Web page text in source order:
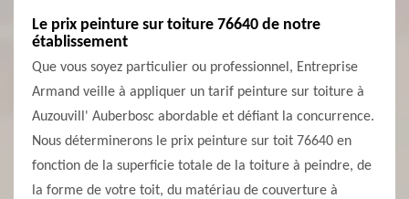
Le prix peinture sur toiture 76640 de notre
établissement
Que vous soyez particulier ou professionnel, Entreprise
Armand veille à appliquer un tarif peinture sur toiture à
Auzouvill' Auberbosc abordable et défiant la concurrence.
Nous déterminerons le prix peinture sur toit 76640 en
fonction de la superficie totale de la toiture à peindre, de
la forme de votre toit, du matériau de couverture à